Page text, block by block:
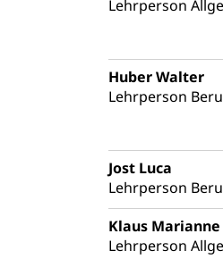
Lehrperson
Huber Walter
Lehrperson
Jost Luca
Lehrperson
Klaus Marianne
Lehrperson
Militär
Kantonaler
Polizei
Polizei
Versorgung
Vorratshaltung,
Waffen